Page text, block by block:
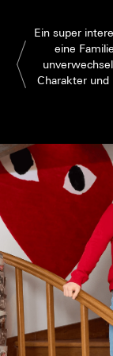
Ein super
eine
Charakter und